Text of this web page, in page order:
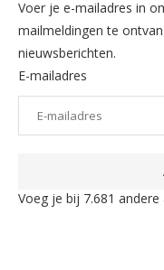
Voer je e-mailadres in
mailmeldingen te
nieuwsberichten.
E-mailadres
Voeg je bij 7.681 andere